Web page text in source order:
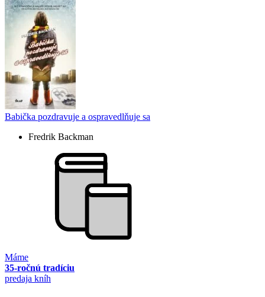
Babička pozdravuje a ospravedlňuje sa
Fredrik Backman
Máme
35-ročnú tradíciu
predaja kníh